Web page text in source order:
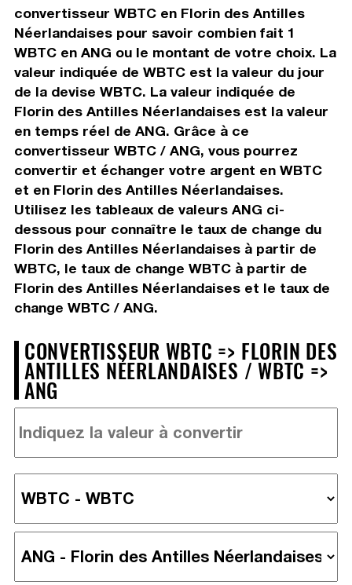
convertisseur WBTC en Florin des Antilles
Néerlandaises pour savoir combien fait 1
WBTC en ANG ou le montant de votre choix. La
valeur indiquée de WBTC est la valeur du jour
de la devise WBTC. La valeur indiquée de
Florin des Antilles Néerlandaises est la valeur
en temps réel de ANG. Grâce à ce
convertisseur WBTC / ANG, vous pourrez
convertir et échanger votre argent en WBTC
et en Florin des Antilles Néerlandaises.
Utilisez les tableaux de valeurs ANG ci-
dessous pour connaître le taux de change du
Florin des Antilles Néerlandaises à partir de
WBTC, le taux de change WBTC à partir de
Florin des Antilles Néerlandaises et le taux de
change WBTC / ANG.
CONVERTISSEUR WBTC => FLORIN DES
ANTILLES NÉERLANDAISES / WBTC =>
ANG